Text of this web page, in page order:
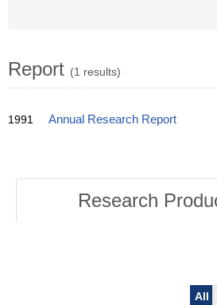
Report (1 results)
1991 Annual Research Report
Research
All